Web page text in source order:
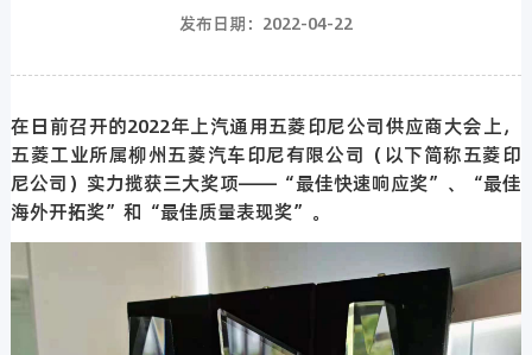
发布日期：2022-04-22
在日前召开的2022年上汽通用五菱印尼公司供应商大会上，
五菱工业所属柳州五菱汽车印尼有限公司（以下简称五菱印
尼公司）实力揽获三大奖项——“最佳快速响应奖”、“最佳
海外开拓奖”和“最佳质量表现奖”。